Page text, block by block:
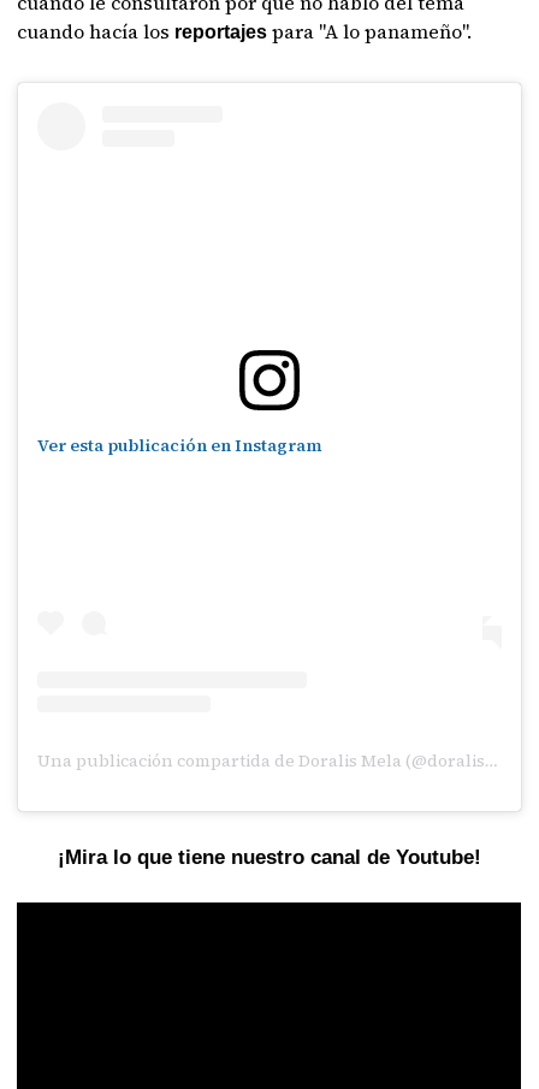
cuando hacía los reportajespara "A lo panameño".
Ver esta publicación en Instagram
Una publicación compartida de Doralis Mela (@doralismela)
¡Mira lo que tiene nuestro canal de Youtube!